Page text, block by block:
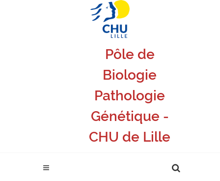
Pôle de
Biologie
Pathologie
Génétique -
CHU de Lille